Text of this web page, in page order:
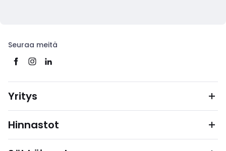
Seuraa meitä
Yritys
Hinnastot